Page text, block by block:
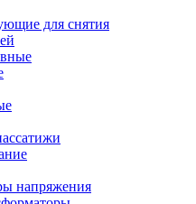
для снятия
напряжения